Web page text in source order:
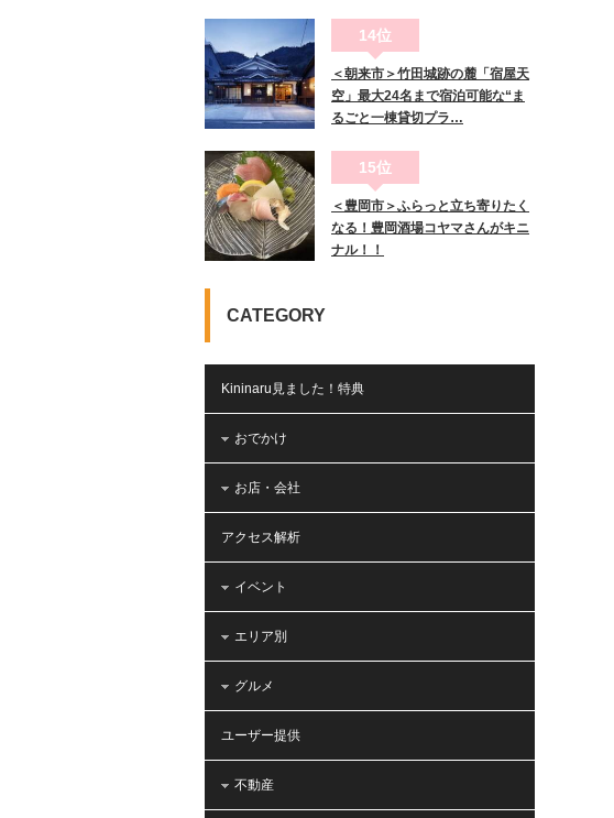
14位
＜朝来市＞竹田城跡の麓「宿屋天
空」最大24名まで宿泊可能な“ま
るごと一棟貸切プラ…
15位
＜豊岡市＞ふらっと立ち寄りたく
なる！豊岡酒場コヤマさんがキニ
ナル！！
CATEGORY
Kininaru見ました！特典
おでかけ
お店・会社
アクセス解析
イベント
エリア別
グルメ
ユーザー提供
不動産